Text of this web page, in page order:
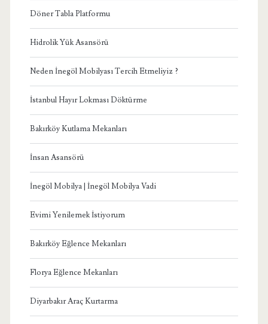
Döner Tabla Platformu
Hidrolik Yük Asansörü
Neden İnegöl Mobilyası Tercih Etmeliyiz ?
İstanbul Hayır Lokması Döktürme
Bakırköy Kutlama Mekanları
İnsan Asansörü
İnegöl Mobilya | İnegöl Mobilya Vadi
Evimi Yenilemek İstiyorum
Bakırköy Eğlence Mekanları
Florya Eğlence Mekanları
Diyarbakır Araç Kurtarma